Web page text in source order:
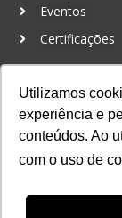
Utilizamos
experiência e
conteúdos. Ao
com o uso de
Eventos
Certificações
+55 11
+55 11
Ferramenta